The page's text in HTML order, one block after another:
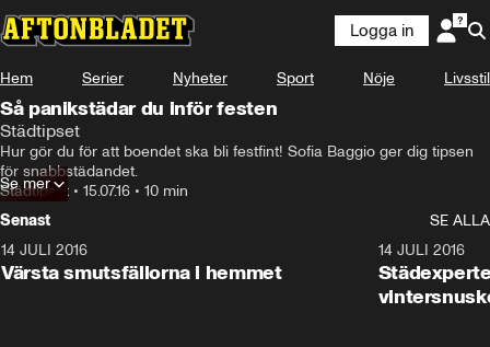
Logga in
Hem Serier Nyheter Sport Nöje Livsstil
Så panikstädar du inför festen
Städtipset
Hur gör du för att boendet ska bli festfint! Sofia Baggio ger dig tipsen
för snabbstädandet.
Städtipset • 15.07.16 • 10 min
Se mer
Senast
SE ALLA
14 JULI 2016
Värsta smutsfällorna i hemmet
14 JULI 2016